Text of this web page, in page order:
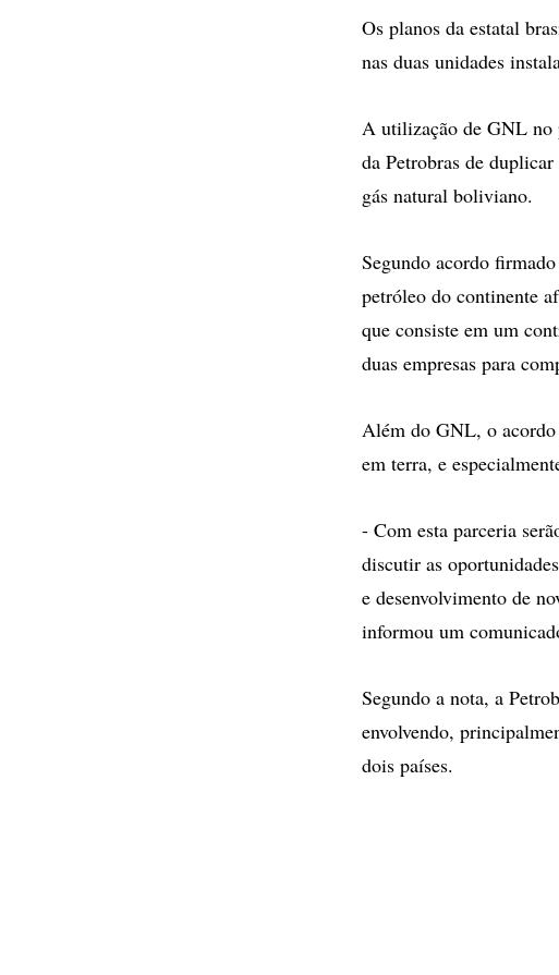
Os planos da estatal
nas duas unidades
A utilização de GNL no
da Petrobras de
gás natural boliviano.
Segundo acordo
petróleo do continente
que consiste em um
duas empresas para
Além do GNL, o acordo
em terra, e
- Com esta parceria
discutir as
e desenvolvimento de
informou um
Segundo a nota, a
envolvendo,
dois países.